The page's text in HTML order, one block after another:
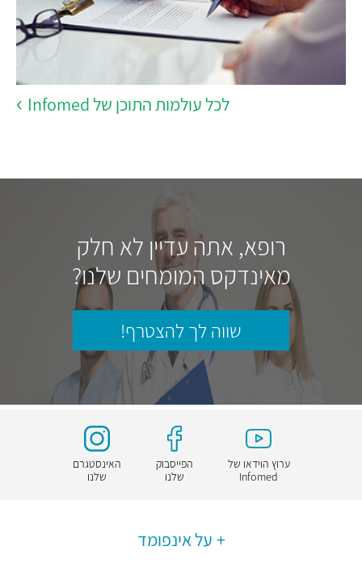
לכל עולמות התוכן של Infomed
רופא, אתה עדיין לא חלק
מאינדקס המומחים שלנו?
שווה לך להצטרף!
ערוץ הוידאו של
Infomed
הפייסבוק
שלנו
האינסטגרם
שלנו
על אינפומד